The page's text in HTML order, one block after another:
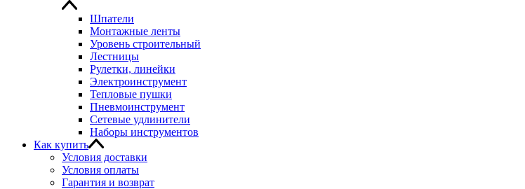
Шпатели
Монтажные ленты
Уровень строительный
Лестницы
Рулетки, линейки
Электроинструмент
Тепловые пушки
Пневмоинструмент
Сетевые удлинители
Наборы инструментов
Как купить
Условия доставки
Условия оплаты
Гарантия и возврат